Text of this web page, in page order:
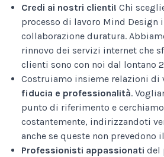
Credi ai nostri clienti! Chi
processo di lavoro Mind Design
collaborazione duratura.
rinnovo dei servizi internet che
clienti sono con noi dal lontano
Costruiamo insieme relazioni di
fiducia e professionalità.
punto di riferimento e
costantemente, indirizzandoti
anche se queste non prevedono
Professionisti appassionati del